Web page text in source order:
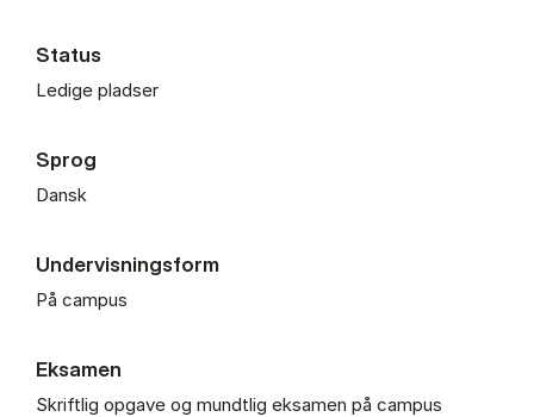
Status
Ledige pladser
Sprog
Dansk
Undervisningsform
På campus
Eksamen
Skriftlig opgave og mundtlig eksamen på campus